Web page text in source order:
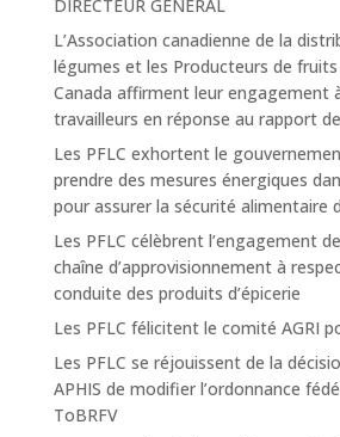
DIRECTEUR GÉNÉRAL
L’Association canadienne de la
légumes et les Producteurs de
Canada affirment leur engagement
travailleurs en réponse au rapport de
Les PFLC exhortent le
prendre des mesures énergiques
pour assurer la sécurité alimentaire
Les PFLC célèbrent l’engagement
chaîne d’approvisionnement à
conduite des produits d’épicerie
Les PFLC félicitent le comité AGRI
Les PFLC se réjouissent de la
APHIS de modifier l’ordonnance
ToBRFV